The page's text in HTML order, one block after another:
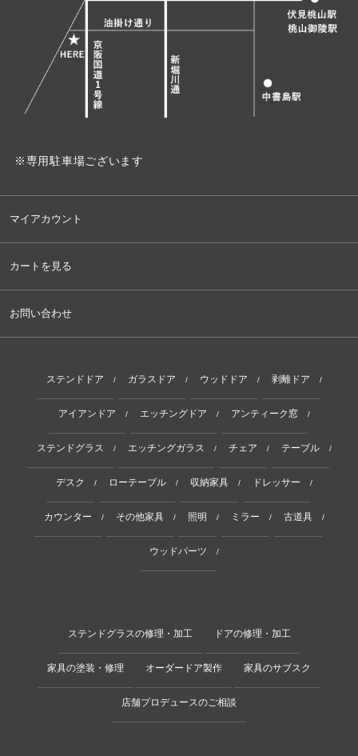
※専用駐車場ございます
マイアカウント
カートを見る
お問い合わせ
ステンドドア / ガラスドア / ウッドドア / 剥離ドア /
アイアンドア / エッチングドア / アンティーク窓 /
ステンドグラス / エッチングガラス / チェア / テーブル /
デスク / ローテーブル / 収納家具 / ドレッサー /
カウンター / その他家具 / 照明 / ミラー / 古道具 /
ウッドパーツ /
ステンドグラスの修理・加工 ドアの修理・加工
家具の塗装・修理 オーダードア製作 家具のサブスク
店舗プロデュースのご相談